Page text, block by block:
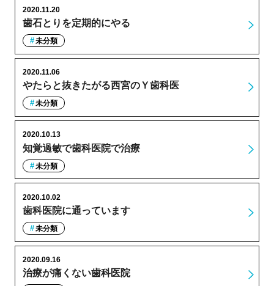
歯石とりを定期的にやる
2020.11.20
未分類
やたらと抜きたがる西宮のＹ歯科医
2020.11.06
未分類
知覚過敏で歯科医院で治療
2020.10.13
未分類
歯科医院に通っています
2020.10.02
未分類
治療が痛くない歯科医院
2020.09.16